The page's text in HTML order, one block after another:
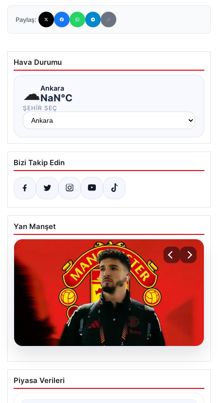
Paylaş:
Hava Durumu
☁Ankara
NaN°C
ŞEHIR SEÇ
Bizi Takip Edin
Yan Manşet
07.08.2026
Manchester United resmen duyurdu!
Altay Bayındır’ın yeni adresi belli oldu
Piyasa Verileri